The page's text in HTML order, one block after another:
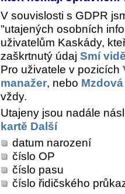
V souvislosti s GDPR
"utajených osobních
uživatelům Kaskády,
zaškrtnutý údaj Smí
Pro uživatele v pozicích
manažer, nebo
vždy.
Utajeny jsou nadále
kartě Další
datum narození
číslo OP
číslo pasu
číslo řidičského